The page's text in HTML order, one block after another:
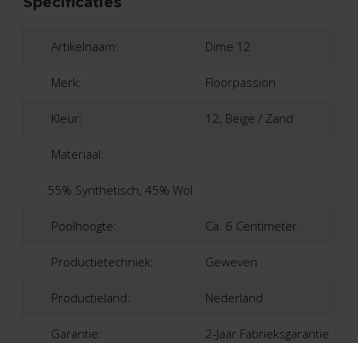
Artikelnaam: Dime 12
Merk: Floorpassion
Kleur: 12, Beige / Zand
Materiaal:
55% Synthetisch, 45% Wol
Poolhoogte: Ca. 6 Centimeter
Productietechniek: Geweven
Productieland: Nederland
Garantie: 2-Jaar Fabrieksgarantie